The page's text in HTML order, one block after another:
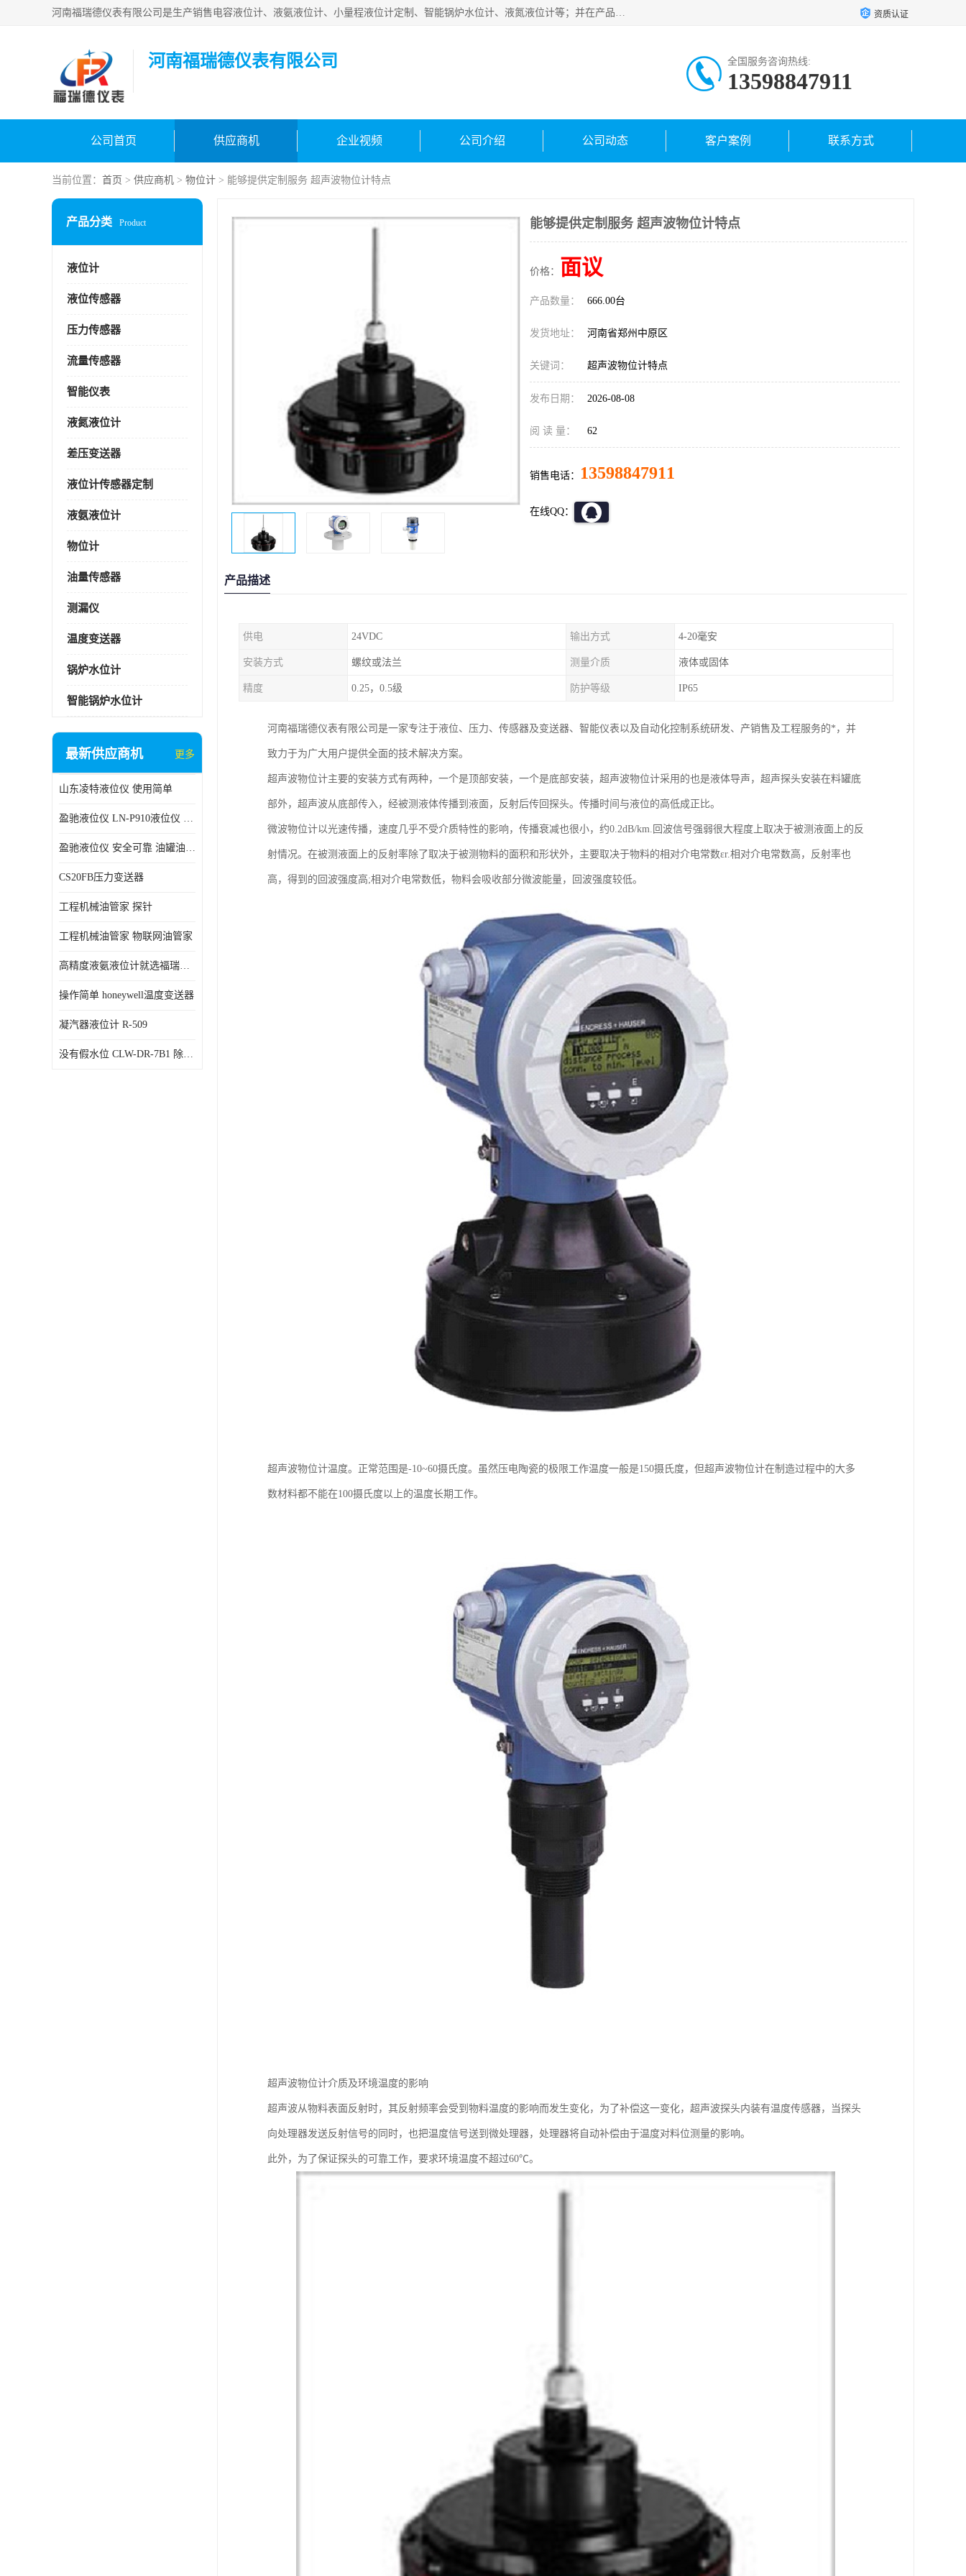
河南福瑞德仪表有限公司是生产销售电容液位计、液氨液位计、小量程液位计定制、智能锅炉水位计、液氮液位计等；并在产品开发、研制的过程中，吸取国内外仪器仪表的技术精华，建立了一支高、精、尖的科研开发队伍，使产品性能不断升级。 资质认证
河南福瑞德仪表有限公司 全国服务咨询热线:
13598847911
公司首页 供应商机 企业视频 公司介绍 公司动态 客户案例 联系方式
当前位置： 首页 > 供应商机 > 物位计 > 能够提供定制服务 超声波物位计特点
产品分类 Product
液位计
液位传感器
压力传感器
流量传感器
智能仪表
液氮液位计
差压变送器
液位计传感器定制
液氨液位计
物位计
油量传感器
测漏仪
温度变送器
锅炉水位计
智能锅炉水位计
最新供应商机 更多
山东凌特液位仪 使用简单
盈驰液位仪 LN-P910液位仪 安全可靠
盈驰液位仪 安全可靠 油罐油位检测
CS20FB压力变送器
工程机械油管家 探针
工程机械油管家 物联网油管家
高精度液氨液位计就选福瑞德仪表
操作简单 honeywell温度变送器
凝汽器液位计 R-509
没有假水位 CLW-DR-7B1 除氧器水位测量
能够提供定制服务 超声波物位计特点
价格： 面议
产品数量： 666.00台
发货地址： 河南省郑州中原区
关键词： 超声波物位计特点
发布日期： 2026-08-08
阅 读 量： 62
销售电话： 13598847911
在线QQ：
产品描述
供电 24VDC 输出方式 4-20毫安
安装方式 螺纹或法兰 测量介质 液体或固体
精度 0.25，0.5级 防护等级 IP65
河南福瑞德仪表有限公司是一家专注于液位、压力、传感器及变送器、智能仪表以及自动化控制系统研发、产销售及工程服务的*，并
致力于为广大用户提供全面的技术解决方案。
超声波物位计主要的安装方式有两种，一个是顶部安装，一个是底部安装，超声波物位计采用的也是液体导声，超声探头安装在料罐底
部外，超声波从底部传入，经被测液体传播到液面，反射后传回探头。传播时间与液位的高低成正比。
微波物位计以光速传播，速度几乎不受介质特性的影响，传播衰减也很小，约0.2dB/km.回波信号强弱很大程度上取决于被测液面上的反
射情况。在被测液面上的反射率除了取决于被测物料的面积和形状外，主要取决于物料的相对介电常数εr.相对介电常数高，反射率也
高，得到的回波强度高;相对介电常数低，物料会吸收部分微波能量，回波强度较低。
超声波物位计温度。正常范围是-10~60摄氏度。虽然压电陶瓷的极限工作温度一般是150摄氏度，但超声波物位计在制造过程中的大多
数材料都不能在100摄氏度以上的温度长期工作。
超声波物位计介质及环境温度的影响
超声波从物料表面反射时，其反射频率会受到物料温度的影响而发生变化，为了补偿这一变化，超声波探头内装有温度传感器，当探头
向处理器发送反射信号的同时，也把温度信号送到微处理器，处理器将自动补偿由于温度对料位测量的影响。
此外，为了保证探头的可靠工作，要求环境温度不超过60℃。